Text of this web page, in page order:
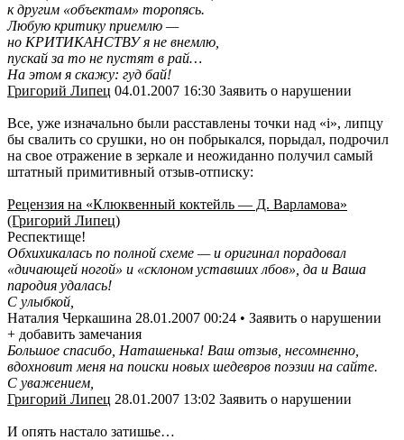
к другим «объектам» торопясь.
Любую критику приемлю —
но КРИТИКАНСТВУ я не внемлю,
пускай за то не пустят в рай…
На этом я скажу: гуд бай!
Григорий Липец 04.01.2007 16:30 Заявить о нарушении
Все, уже изначально были расставлены точки над «i», липцу
бы свалить со срушки, но он побрыкался, порыдал, подрочил
на свое отражение в зеркале и неожиданно получил самый
штатный примитивный отзыв-отписку:
Рецензия на «Клюквенный коктейль — Д. Варламова»
(Григорий Липец)
Респектище!
Обхихикалась по полной схеме — и оригинал порадовал
«дичающей ногой» и «склоном уставших лбов», да и Ваша
пародия удалась!
С улыбкой,
Наталия Черкашина 28.01.2007 00:24 • Заявить о нарушении
+ добавить замечания
Большое спасибо, Наташенька! Ваш отзыв, несомненно,
вдохновит меня на поиски новых шедевров поэзии на сайте.
С уважением,
Григорий Липец 28.01.2007 13:02 Заявить о нарушении
И опять настало затишье…